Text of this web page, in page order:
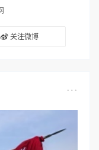
关注微博